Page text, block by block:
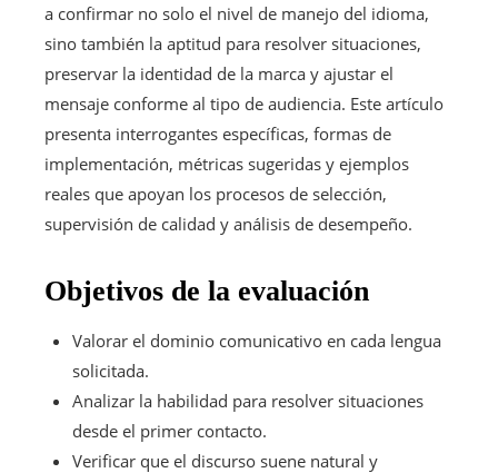
a confirmar no solo el nivel de manejo del idioma,
sino también la aptitud para resolver situaciones,
preservar la identidad de la marca y ajustar el
mensaje conforme al tipo de audiencia. Este artículo
presenta interrogantes específicas, formas de
implementación, métricas sugeridas y ejemplos
reales que apoyan los procesos de selección,
supervisión de calidad y análisis de desempeño.
Objetivos de la evaluación
Valorar el dominio comunicativo en cada lengua
solicitada.
Analizar la habilidad para resolver situaciones
desde el primer contacto.
Verificar que el discurso suene natural y